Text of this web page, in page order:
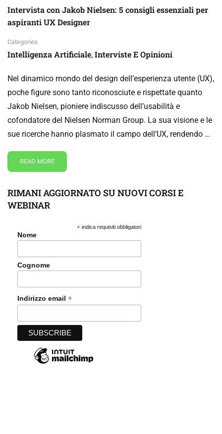
Intervista con Jakob Nielsen: 5 consigli essenziali per
aspiranti UX Designer
Categories
Intelligenza Artificiale, Interviste E Opinioni
Nel dinamico mondo del design dell’esperienza utente (UX),
poche figure sono tanto riconosciute e rispettate quanto
Jakob Nielsen, pioniere indiscusso dell’usabilità e
cofondatore del Nielsen Norman Group. La sua visione e le
sue ricerche hanno plasmato il campo dell’UX, rendendo …
READ MORE
RIMANI AGGIORNATO SU NUOVI CORSI E
WEBINAR
*indica requisiti obbligatori
Nome
Cognome
Indirizzo email *